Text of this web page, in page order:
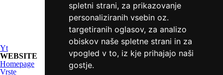
spletni strani, za prikazovanje
personaliziranih vsebin oz.
targetiranih oglasov, za analizo
obiskov naše spletne strani in za
vpogled v to, iz kje prihajajo naši
gostje.
Yt
WEBSITE
Homepage
Vrste